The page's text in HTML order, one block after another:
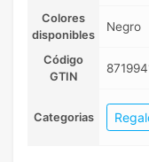
Colores
disponibles
Negro
Código
GTIN
Categorias